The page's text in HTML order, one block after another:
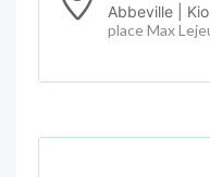
Abbeville |
place Max